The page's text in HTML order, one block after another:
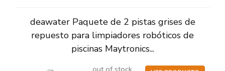
deawater Paquete de 2 pistas grises de
repuesto para limpiadores robóticos de
piscinas Maytronics...